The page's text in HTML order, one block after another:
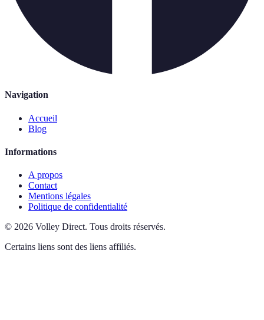
Navigation
Accueil
Blog
Informations
A propos
Contact
Mentions légales
Politique de confidentialité
© 2026 Volley Direct. Tous droits réservés.
Certains liens sont des liens affiliés.